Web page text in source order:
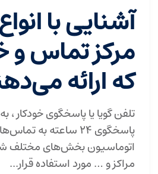
آشنایی با
مرکز تماس و
که ارائه
تلفن گویا یا پاسخگوی خودكار
پاسخگوی 24 ساعته به
اتوماسیون بخش‌های مختلف
مراكز و … مورد استفاده قرار...